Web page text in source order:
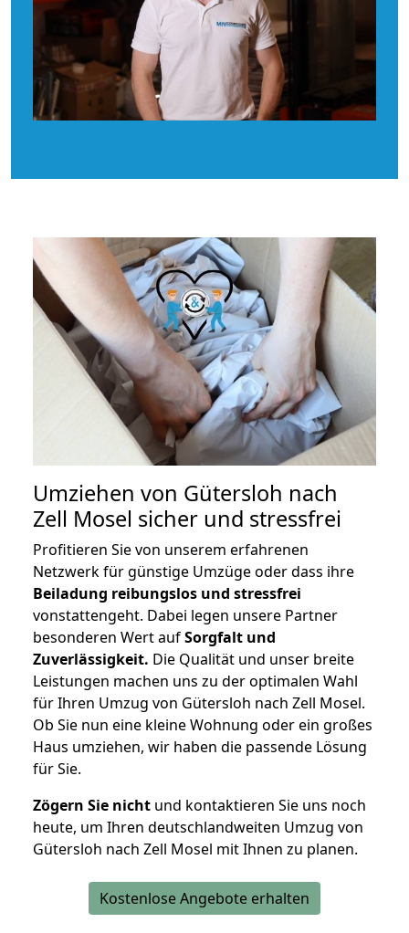
Umziehen von Gütersloh nach
Zell Mosel sicher und stressfrei
Profitieren Sie von unserem erfahrenen
Netzwerk für günstige Umzüge oder dass ihre
Beiladung reibungslos und stressfrei
vonstattengeht. Dabei legen unsere Partner
besonderen Wert aufSorgfalt und
Zuverlässigkeit. Die Qualität und unser breite
Leistungen machen uns zu der optimalen Wahl
für Ihren Umzug von Gütersloh nach Zell Mosel.
Ob Sie nun eine kleine Wohnung oder ein großes
Haus umziehen, wir haben die passende Lösung
für Sie.
Zögern Sie nicht und kontaktieren Sie uns noch
heute, um Ihren deutschlandweiten Umzug von
Gütersloh nach Zell Mosel mit Ihnen zu planen.
Kostenlose Angebote erhalten